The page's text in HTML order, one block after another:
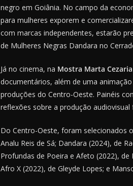
negro em Goiânia. No campo da
para mulheres exporem e
com marcas independentes, estarão
de Mulheres Negras Dandara no
Já no cinema, na Mostra Marta
documentários, além de uma
produções do Centro-Oeste. Painéis
reflexões sobre a produção
Do Centro-Oeste, foram selecionados
Analu Reis de Sá; Dandara (2024), de
Profundas de Poeira e Afeto (2022), de
Afro X (2022), de Gleyde Lopes; e